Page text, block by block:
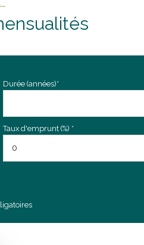
Durée (années)*
Taux d'emprunt (%) *